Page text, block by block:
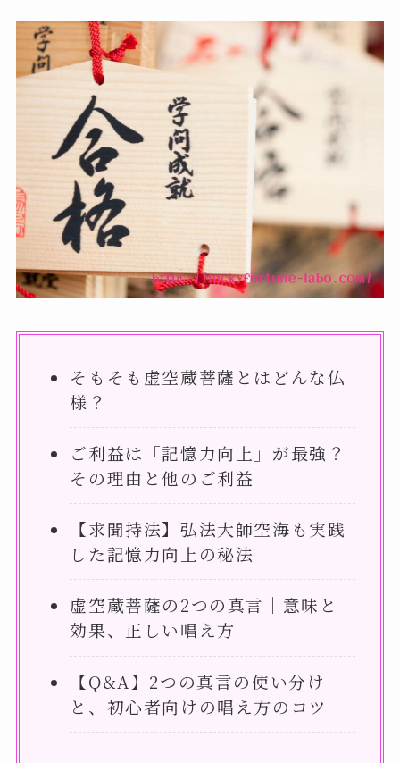
そもそも虚空蔵菩薩とはどんな仏
様？
ご利益は「記憶力向上」が最強？
その理由と他のご利益
【求聞持法】弘法大師空海も実践
した記憶力向上の秘法
虚空蔵菩薩の2つの真言｜意味と
効果、正しい唱え方
【Q&A】2つの真言の使い分け
と、初心者向けの唱え方のコツ